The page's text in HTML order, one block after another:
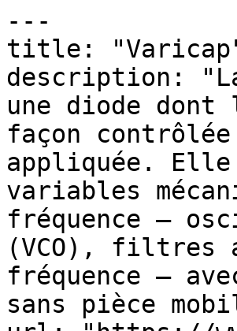
---
title:
description:
une diode
façon
appliquée. Elle
variables
fréquence —
(VCO), filtres
fréquence —
sans pièce